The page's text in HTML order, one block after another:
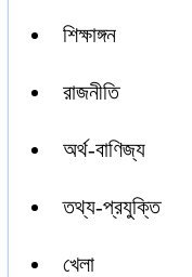
শিক্ষাঙ্গন
রাজনীতি
অর্থ-বাণিজ্য
তথ্য-প্রযুক্তি
খেলা